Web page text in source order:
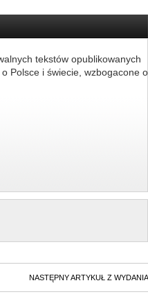
tekstów opublikowanych
Polsce i świecie, wzbogacone o
NASTĘPNY ARTYKUŁ Z WYDANIA